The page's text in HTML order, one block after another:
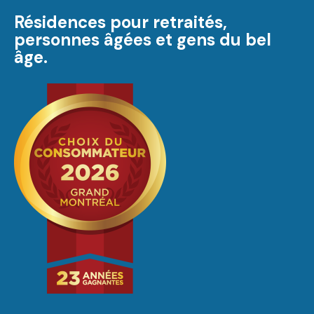
Résidences pour retraités,
personnes âgées et gens du bel
âge.